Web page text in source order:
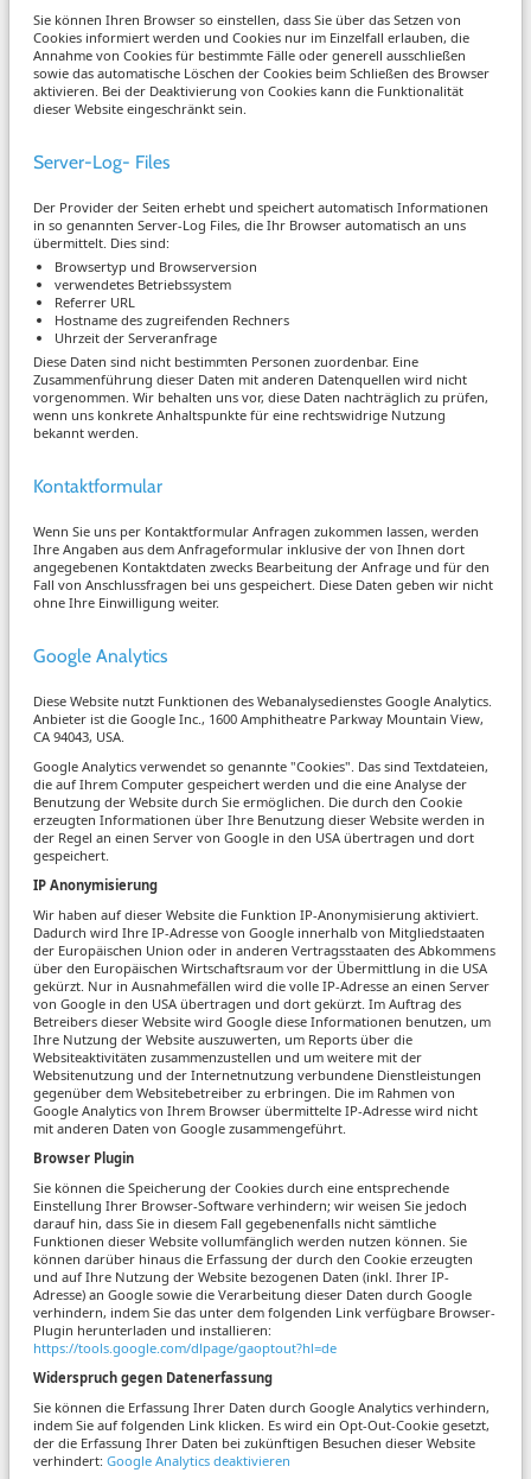
Sie können Ihren Browser so einstellen, dass Sie über das Setzen von
Cookies informiert werden und Cookies nur im Einzelfall erlauben, die
Annahme von Cookies für bestimmte Fälle oder generell ausschließen
sowie das automatische Löschen der Cookies beim Schließen des Browser
aktivieren. Bei der Deaktivierung von Cookies kann die Funktionalität
dieser Website eingeschränkt sein.
Server-Log- Files
Der Provider der Seiten erhebt und speichert automatisch Informationen
in so genannten Server-Log Files, die Ihr Browser automatisch an uns
übermittelt. Dies sind:
Browsertyp und Browserversion
verwendetes Betriebssystem
Referrer URL
Hostname des zugreifenden Rechners
Uhrzeit der Serveranfrage
Diese Daten sind nicht bestimmten Personen zuordenbar. Eine
Zusammenführung dieser Daten mit anderen Datenquellen wird nicht
vorgenommen. Wir behalten uns vor, diese Daten nachträglich zu prüfen,
wenn uns konkrete Anhaltspunkte für eine rechtswidrige Nutzung
bekannt werden.
Kontaktformular
Wenn Sie uns per Kontaktformular Anfragen zukommen lassen, werden
Ihre Angaben aus dem Anfrageformular inklusive der von Ihnen dort
angegebenen Kontaktdaten zwecks Bearbeitung der Anfrage und für den
Fall von Anschlussfragen bei uns gespeichert. Diese Daten geben wir nicht
ohne Ihre Einwilligung weiter.
Google Analytics
Diese Website nutzt Funktionen des Webanalysedienstes Google Analytics.
Anbieter ist die Google Inc., 1600 Amphitheatre Parkway Mountain View,
CA 94043, USA.
Google Analytics verwendet so genannte "Cookies". Das sind Textdateien,
die auf Ihrem Computer gespeichert werden und die eine Analyse der
Benutzung der Website durch Sie ermöglichen. Die durch den Cookie
erzeugten Informationen über Ihre Benutzung dieser Website werden in
der Regel an einen Server von Google in den USA übertragen und dort
gespeichert.
IP Anonymisierung
Wir haben auf dieser Website die Funktion IP-Anonymisierung aktiviert.
Dadurch wird Ihre IP-Adresse von Google innerhalb von Mitgliedstaaten
der Europäischen Union oder in anderen Vertragsstaaten des Abkommens
über den Europäischen Wirtschaftsraum vor der Übermittlung in die USA
gekürzt. Nur in Ausnahmefällen wird die volle IP-Adresse an einen Server
von Google in den USA übertragen und dort gekürzt. Im Auftrag des
Betreibers dieser Website wird Google diese Informationen benutzen, um
Ihre Nutzung der Website auszuwerten, um Reports über die
Websiteaktivitäten zusammenzustellen und um weitere mit der
Websitenutzung und der Internetnutzung verbundene Dienstleistungen
gegenüber dem Websitebetreiber zu erbringen. Die im Rahmen von
Google Analytics von Ihrem Browser übermittelte IP-Adresse wird nicht
mit anderen Daten von Google zusammengeführt.
Browser Plugin
Sie können die Speicherung der Cookies durch eine entsprechende
Einstellung Ihrer Browser-Software verhindern; wir weisen Sie jedoch
darauf hin, dass Sie in diesem Fall gegebenenfalls nicht sämtliche
Funktionen dieser Website vollumfänglich werden nutzen können. Sie
können darüber hinaus die Erfassung der durch den Cookie erzeugten
und auf Ihre Nutzung der Website bezogenen Daten (inkl. Ihrer IP-
Adresse) an Google sowie die Verarbeitung dieser Daten durch Google
verhindern, indem Sie das unter dem folgenden Link verfügbare Browser-
Plugin herunterladen und installieren:
https://tools.google.com/dlpage/gaoptout?hl=de
Widerspruch gegen Datenerfassung
Sie können die Erfassung Ihrer Daten durch Google Analytics verhindern,
indem Sie auf folgenden Link klicken. Es wird ein Opt-Out-Cookie gesetzt,
der die Erfassung Ihrer Daten bei zukünftigen Besuchen dieser Website
verhindert: Google Analytics deaktivieren